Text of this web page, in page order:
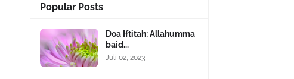
Popular Posts
Doa Iftitah: Allahumma
baid...
Juli 02, 2023